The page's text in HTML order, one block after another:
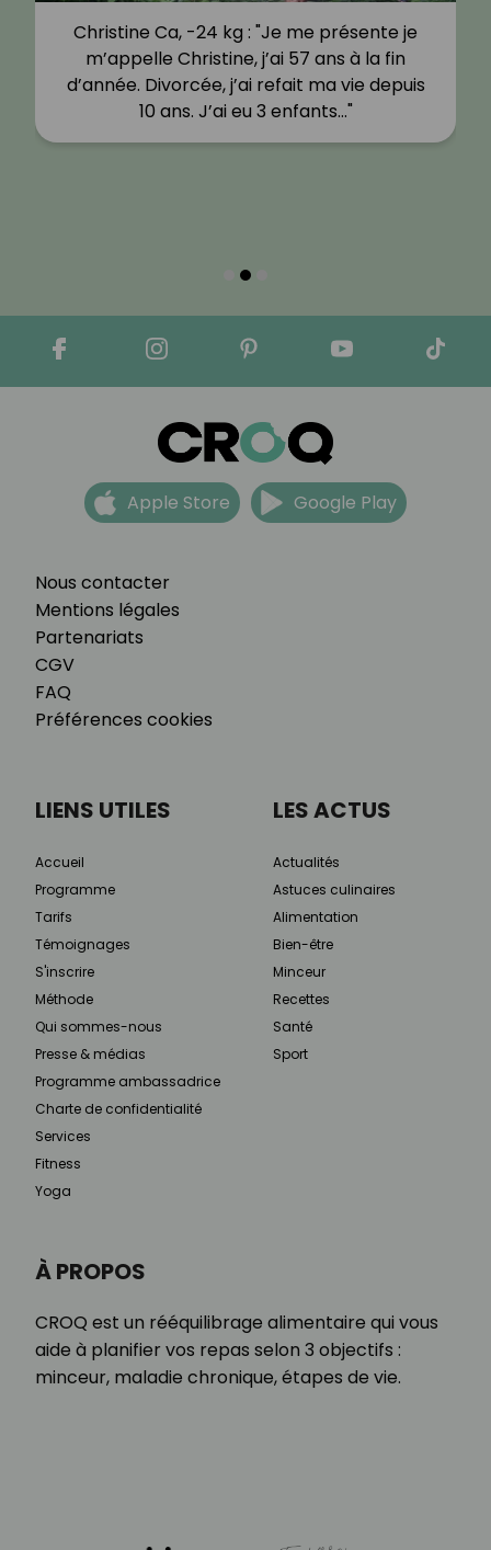
Christine Ca, -24 kg : "Je me présente je
m’appelle Christine, j’ai 57 ans à la fin
d’année. Divorcée, j’ai refait ma vie depuis
10 ans. J’ai eu 3 enfants…"
Nous contacter
Mentions légales
Partenariats
CGV
FAQ
Préférences cookies
Apple Store Google Play
À PROPOS
CROQ est un rééquilibrage alimentaire qui vous
aide à planifier vos repas selon 3 objectifs :
minceur, maladie chronique, étapes de vie.
LIENS UTILES
Accueil
Programme
Tarifs
Témoignages
S'inscrire
Méthode
Qui sommes-nous
Presse & médias
Programme ambassadrice
Charte de confidentialité
Services
Fitness
Yoga
LES ACTUS
Actualités
Astuces culinaires
Alimentation
Bien-être
Minceur
Recettes
Santé
Sport